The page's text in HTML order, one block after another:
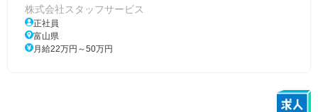
株式会社スタッフサービス
正社員
富山県
月給22万円～50万円